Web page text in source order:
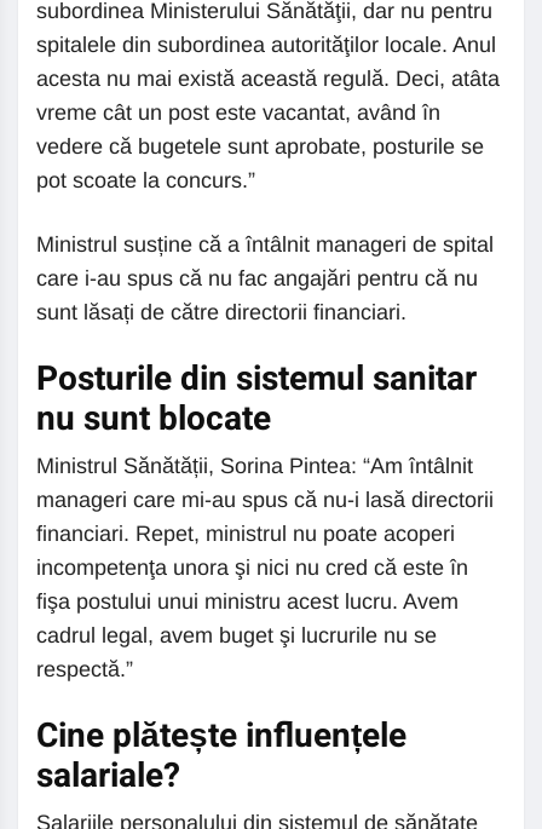
subordinea Ministerului Sănătăţii, dar nu pentru
spitalele din subordinea autorităţilor locale. Anul
acesta nu mai există această regulă. Deci, atâta
vreme cât un post este vacantat, având în
vedere că bugetele sunt aprobate, posturile se
pot scoate la concurs.”
Ministrul susține că a întâlnit manageri de spital
care i-au spus că nu fac angajări pentru că nu
sunt lăsați de către directorii financiari.
Posturile din sistemul sanitar
nu sunt blocate
Ministrul Sănătății, Sorina Pintea: “Am întâlnit
manageri care mi-au spus că nu-i lasă directorii
financiari. Repet, ministrul nu poate acoperi
incompetenţa unora şi nici nu cred că este în
fişa postului unui ministru acest lucru. Avem
cadrul legal, avem buget şi lucrurile nu se
respectă.”
Cine plătește influențele
salariale?
Salariile personalului din sistemul de sănătate